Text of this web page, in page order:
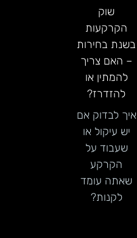
שוק
הקרקעות
בשנת בחירות
– האם צריך
להמתין או
להזדרז?
איך לבדוק אם
יש עיקול או
שעבוד על
הקרקע
שאתה עומד
לקנות?